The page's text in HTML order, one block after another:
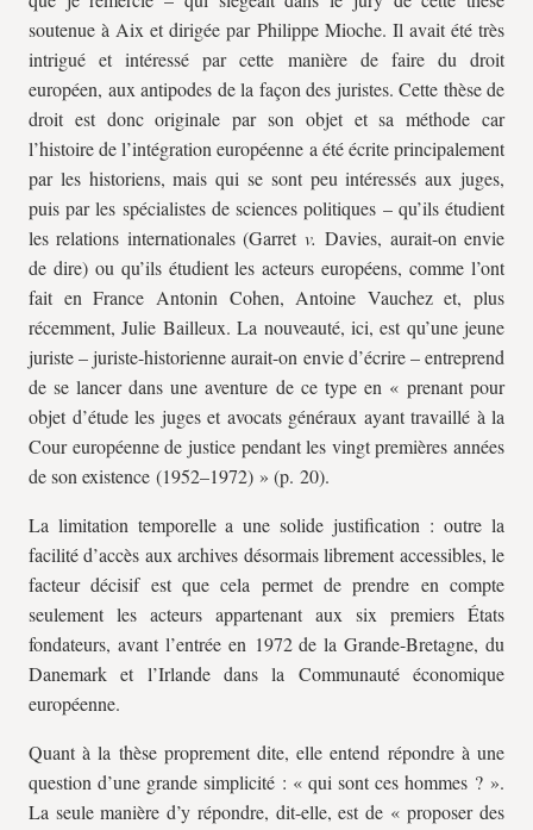
soutenue à Aix et dirigée par Philippe Mioche. Il avait été très
intrigué et intéressé par cette manière de faire du droit
européen, aux antipodes de la façon des juristes. Cette thèse de
droit est donc originale par son objet et sa méthode car
l’histoire de l’intégration européenne a été écrite principalement
par les historiens, mais qui se sont peu intéressés aux juges,
puis par les spécialistes de sciences politiques – qu’ils étudient
les relations internationales (Garret v. Davies, aurait-on envie
de dire) ou qu’ils étudient les acteurs européens, comme l’ont
fait en France Antonin Cohen, Antoine Vauchez et, plus
récemment, Julie Bailleux. La nouveauté, ici, est qu’une jeune
juriste – juriste-historienne aurait-on envie d’écrire – entreprend
de se lancer dans une aventure de ce type en « prenant pour
objet d’étude les juges et avocats généraux ayant travaillé à la
Cour européenne de justice pendant les vingt premières années
de son existence (1952–1972) » (p. 20).
La limitation temporelle a une solide justification : outre la
facilité d’accès aux archives désormais librement accessibles, le
facteur décisif est que cela permet de prendre en compte
seulement les acteurs appartenant aux six premiers États
fondateurs, avant l’entrée en 1972 de la Grande-Bretagne, du
Danemark et l’Irlande dans la Communauté économique
européenne.
Quant à la thèse proprement dite, elle entend répondre à une
question d’une grande simplicité : « qui sont ces hommes ? ».
La seule manière d’y répondre, dit-elle, est de « proposer des